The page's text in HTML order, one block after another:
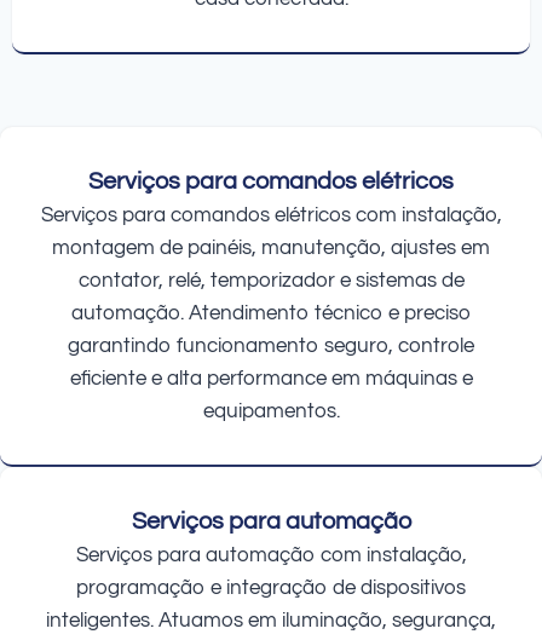
Serviços para comandos elétricos
Serviços para comandos elétricos com instalação,
montagem de painéis, manutenção, ajustes em
contator, relé, temporizador e sistemas de
automação. Atendimento técnico e preciso
garantindo funcionamento seguro, controle
eficiente e alta performance em máquinas e
equipamentos.
Serviços para automação
Serviços para automação com instalação,
programação e integração de dispositivos
inteligentes. Atuamos em iluminação, segurança,